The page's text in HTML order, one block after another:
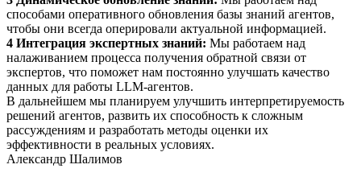
способами оперативного обновления базы знаний агентов,
чтобы они всегда оперировали актуальной информацией.
4 Интеграция экспертных знаний: Мы работаем над
налаживанием процесса получения обратной связи от
экспертов, что поможет нам постоянно улучшать качество
данных для работы LLM-агентов.
В дальнейшем мы планируем улучшить интерпретируемость
решений агентов, развить их способность к сложным
рассуждениям и разработать методы оценки их
эффективности в реальных условиях.
Александр Шалимов